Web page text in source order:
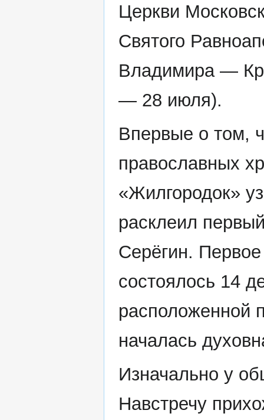
Церкви
Святого
Владимира —
— 28 июля).
Впервые о том,
православных
«Жилгородок»
расклеил
Серёгин.
состоялось 14
расположенной
началась
Изначально у
Навстречу